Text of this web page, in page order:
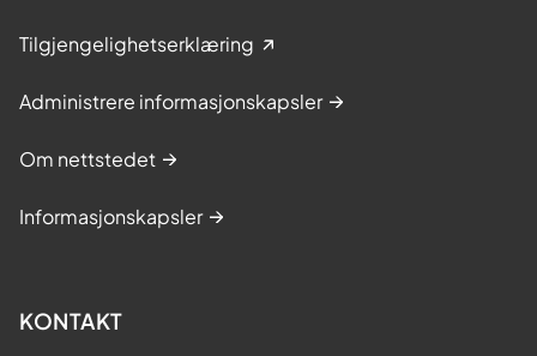
Tilgjengelighetserklæring
Administrere informasjonskapsler
Om nettstedet
Informasjonskapsler
KONTAKT